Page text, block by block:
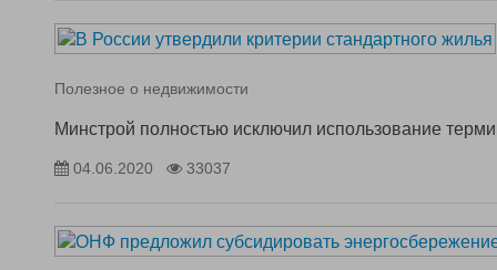
Полезное о недвижимости
Минстрой полностью исключил использование
04.06.2020 33037